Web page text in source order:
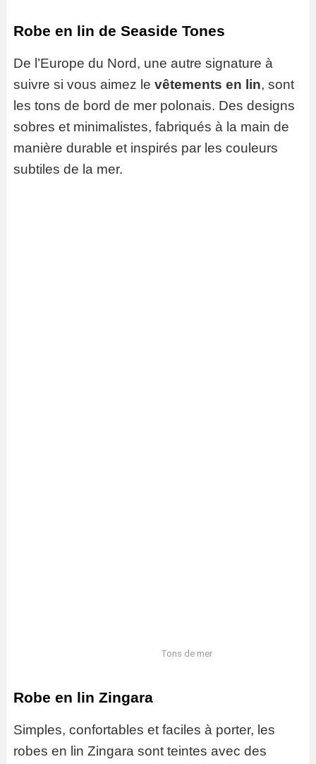
Robe en lin de Seaside Tones
De l’Europe du Nord, une autre signature à
suivre si vous aimez le vêtements en lin, sont
les tons de bord de mer polonais. Des designs
sobres et minimalistes, fabriqués à la main de
manière durable et inspirés par les couleurs
subtiles de la mer.
Tons de mer
Robe en lin Zingara
Simples, confortables et faciles à porter, les
robes en lin Zingara sont teintes avec des